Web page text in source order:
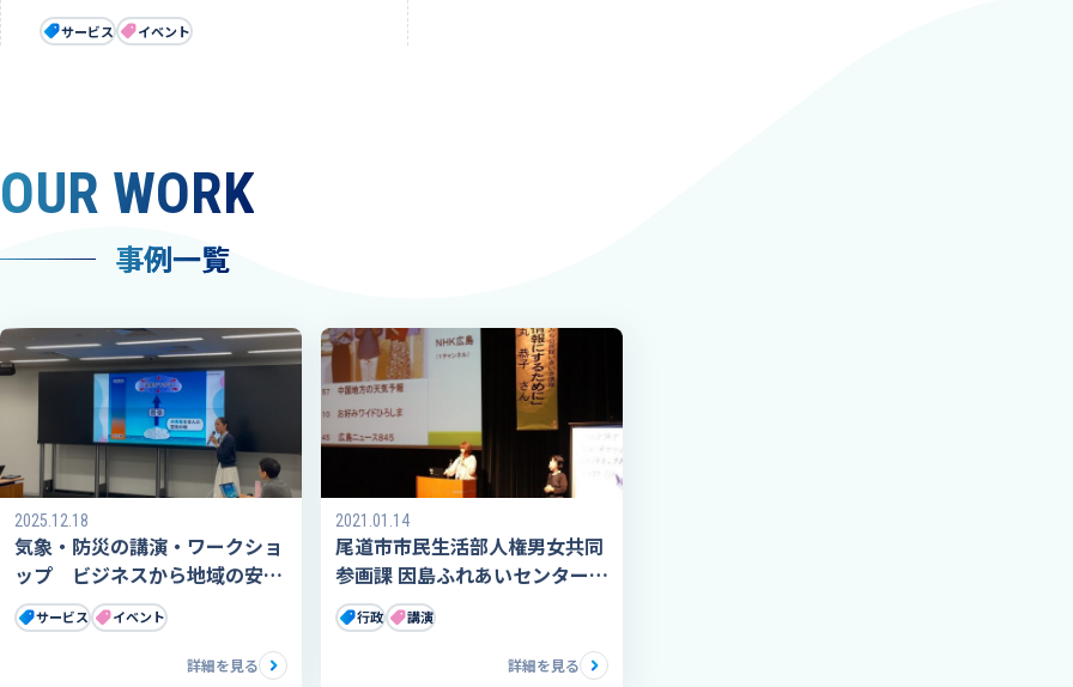
サービス イベント
OUR WORK
事例一覧
2025.12.18
気象・防災の講演・ワークショ
ップ ビジネスから地域の安全
対策まで
サービス イベント
詳細を見る
2021.01.14
尾道市市民生活部人権男女共同
参画課 因島ふれあいセンター様
講演会へ気象予報士が登壇
行政 講演
詳細を見る